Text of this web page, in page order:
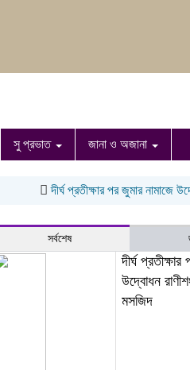
সু প্রভাত জানা ও অজানা
দীর্ঘ প্রতীক্ষার পর জুমার নামাজে উদ্বোধন
সর্বশেষ
দীর্ঘ
উদ্বোধন
মসজিদ